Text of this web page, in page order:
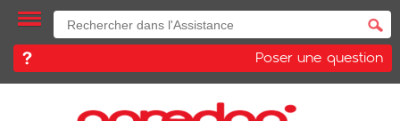
Poser une question